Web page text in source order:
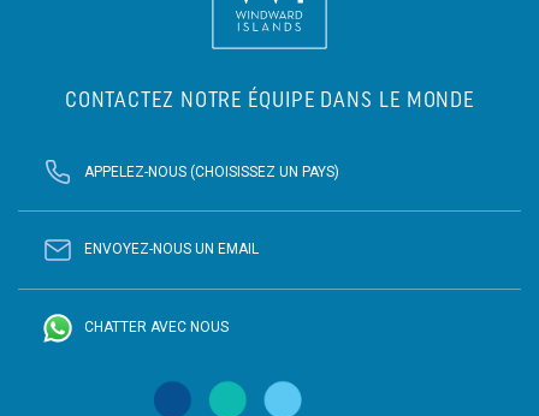
CONTACTEZ NOTRE ÉQUIPE DANS LE MONDE
APPELEZ-NOUS (CHOISISSEZ UN PAYS)
ENVOYEZ-NOUS UN EMAIL
CHATTER AVEC NOUS